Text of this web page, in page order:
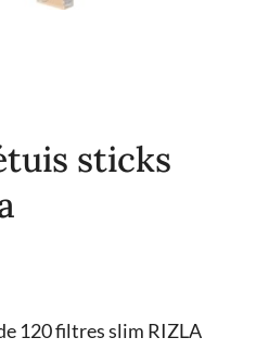
sticks
120 filtres slim RIZLA